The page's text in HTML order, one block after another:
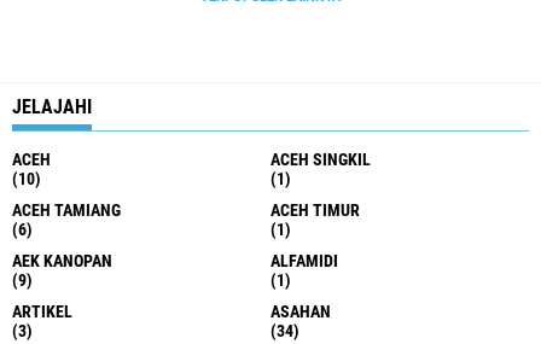
JELAJAHI
ACEH
(10)
ACEH SINGKIL
(1)
ACEH TAMIANG
(6)
ACEH TIMUR
(1)
AEK KANOPAN
(9)
ALFAMIDI
(1)
ARTIKEL
(3)
ASAHAN
(34)